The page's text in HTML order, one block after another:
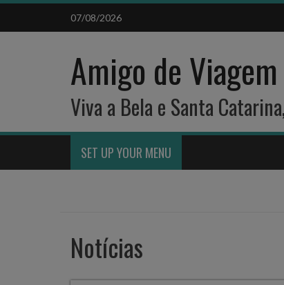
Skip
content
07/08/2026
Amigo de
Viva a Bela e Santa
SET UP YOUR MENU
Notícias